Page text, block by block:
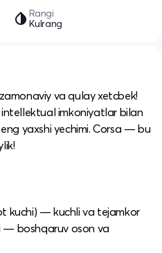
Rangi
Kulrang
va qulay xetcbek!
imkoniyatlar bilan
yaxshi yechimi. Corsa — bu
kuchi) — kuchli va tejamkor
— boshqaruv oson va